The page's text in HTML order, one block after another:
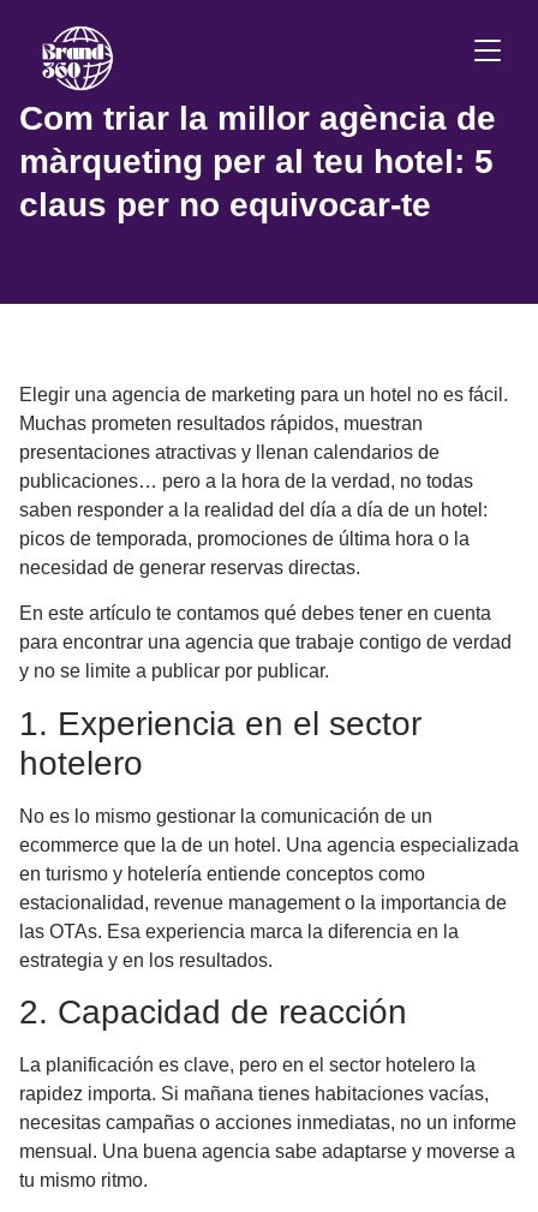
Com triar la millor agència de
màrqueting per al teu hotel: 5
claus per no equivocar-te
Elegir una agencia de marketing para un hotel no es fácil.
Muchas prometen resultados rápidos, muestran
presentaciones atractivas y llenan calendarios de
publicaciones… pero a la hora de la verdad, no todas
saben responder a la realidad del día a día de un hotel:
picos de temporada, promociones de última hora o la
necesidad de generar reservas directas.
En este artículo te contamos qué debes tener en cuenta
para encontrar una agencia que trabaje contigo de verdad
y no se limite a publicar por publicar.
1. Experiencia en el sector
hotelero
No es lo mismo gestionar la comunicación de un
ecommerce que la de un hotel. Una agencia especializada
en turismo y hotelería entiende conceptos como
estacionalidad, revenue management o la importancia de
las OTAs. Esa experiencia marca la diferencia en la
estrategia y en los resultados.
2. Capacidad de reacción
La planificación es clave, pero en el sector hotelero la
rapidez importa. Si mañana tienes habitaciones vacías,
necesitas campañas o acciones inmediatas, no un informe
mensual. Una buena agencia sabe adaptarse y moverse a
tu mismo ritmo.